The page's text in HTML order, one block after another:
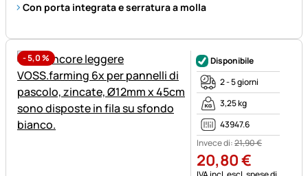
Con porta integrata e serratura a molla
-5,0%
Disponibile
2 - 5 giorni
3,25 kg
43947.6
Invece di:21,90€
20,80€